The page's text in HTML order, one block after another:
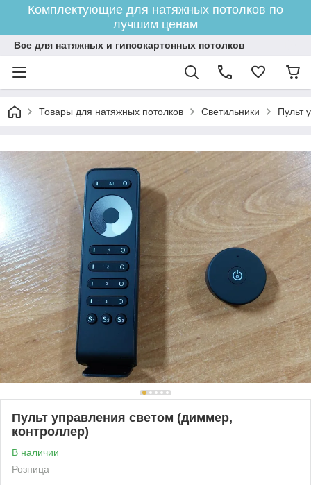
Комплектующие для натяжных потолков по
лучшим ценам
Все для натяжных и гипсокартонных потолков
Товары для натяжных потолков Светильники Пульт
Пульт управления светом (диммер,
контроллер)
В наличии
Розница